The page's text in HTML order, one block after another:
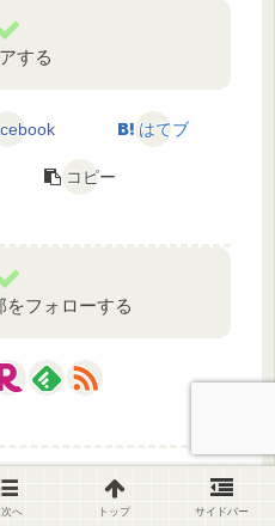
する
はてブ
コピー
をフォローする
次へ トップ サイドバー